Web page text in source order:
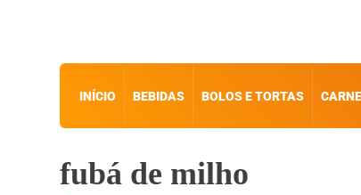
INÍCIO BEBIDAS BOLOS E TORTAS
fubá de milho